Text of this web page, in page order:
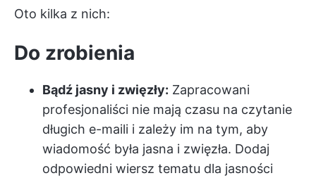
Oto kilka z nich:
Do zrobienia
Bądź jasny i zwięzły: Zapracowani
profesjonaliści nie mają czasu na czytanie
długich e-maili i zależy im na tym, aby
wiadomość była jasna i zwięzła. Dodaj
odpowiedni wiersz tematu dla jasności